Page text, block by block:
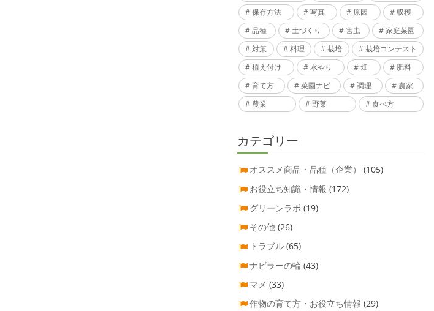
保存方法
写真 原因
収穫
品種
土づくり 害虫
家庭菜園
対策
料理 栽培
栽培コンテスト
植え付け
水やり 畑
肥料
育て方
菜園ナビ 調理
農家
農業
野菜 食べ方
カテゴリー
オススメ商品・品種（企業）
(105)
お役立ち知識・情報 (172)
グリーンラボ (19)
その他 (26)
トラブル (65)
ナビラーの輪 (43)
マメ (33)
作物の育て方・お役立ち情報 (29)